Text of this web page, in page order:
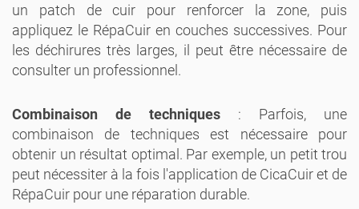
un patch de cuir pour renforcer la zone, puis
appliquez le RépaCuir en couches successives. Pour
les déchirures très larges, il peut être nécessaire de
consulter un professionnel.
Combinaison de techniques : Parfois, une
combinaison de techniques est nécessaire pour
obtenir un résultat optimal. Par exemple, un petit trou
peut nécessiter à la fois l'application de CicaCuir et de
RépaCuir pour une réparation durable.